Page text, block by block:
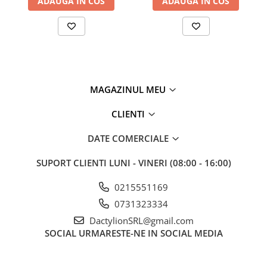
mecanism cu arcuri pentru absorbtia socurilor
3 sectiuni reglabile cu sistem de blocare cu clapeta
design pliabil compact pentru transport usor
stabilitate ridicata datorita bazei cu trei picioare
MAGAZINUL MEU
CLIENTI
DATE COMERCIALE
SUPORT CLIENTI LUNI - VINERI (08:00 - 16:00)
0215551169
0731323334
DactylionSRL@gmail.com
SOCIAL URMARESTE-NE IN SOCIAL MEDIA